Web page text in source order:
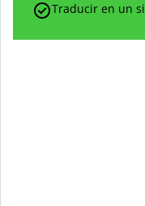
Traducir en un